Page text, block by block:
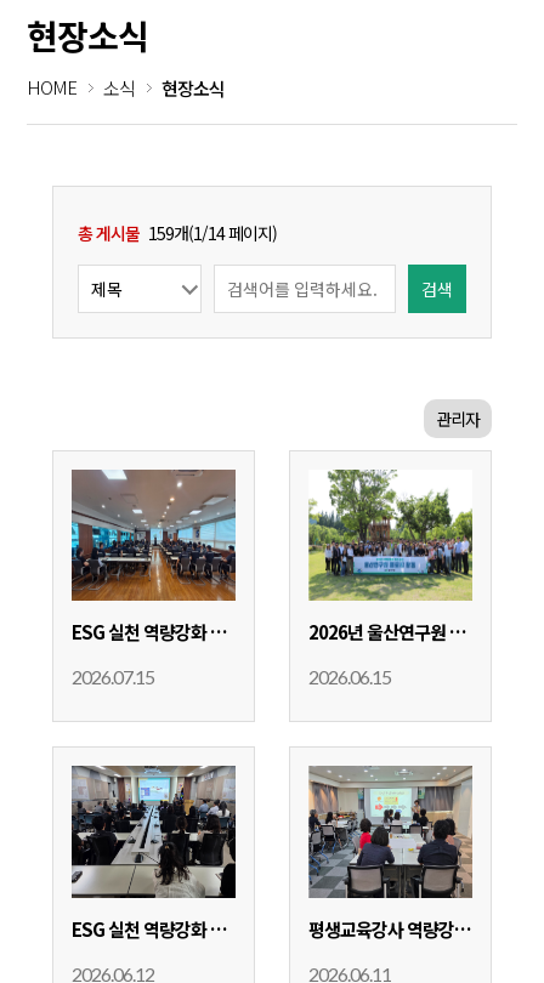
현장소식
HOME 소식 현장소식
총 게시물 159개(1/14 페이지)
관리자
ESG 실천 역량강화 교육(SJG세종)
2026.07.15
2026년 울산연구원 환경정비활동 깨끗데이 추진
2026.06.15
ESG 실천 역량강화 교육(울산연구원)
2026.06.12
평생교육강사 역량강화 교육-별·별·다·줌
2026.06.11